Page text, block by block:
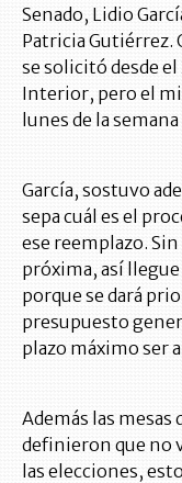
Senado, Lidio
Patricia Gutiérrez.
se solicitó desde
Interior, pero el
lunes de la
García, sostuvo
sepa cuál es el
ese reemplazo.
próxima, así
porque se dará
presupuesto
plazo máximo ser
Además las mesas
definieron que no
las elecciones,